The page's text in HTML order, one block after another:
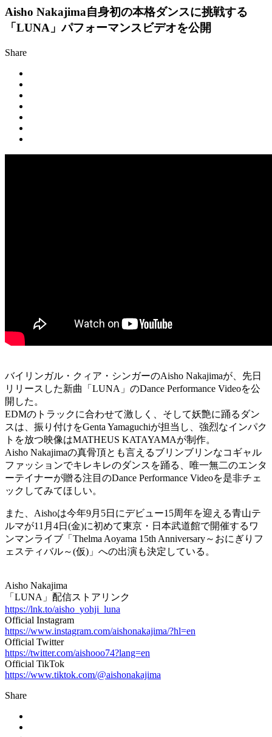
Aisho Nakajima自身初の本格ダンスに挑戦する
「LUNA」パフォーマンスビデオを公開
Share
バイリンガル・クィア・シンガーのAisho Nakajimaが、先日
リリースした新曲「LUNA」のDance Performance Videoを公
開した。
EDMのトラックに合わせて激しく、そして妖艶に踊るダン
スは、振り付けをGenta Yamaguchiが担当し、強烈なインパク
トを放つ映像はMATHEUS KATAYAMAが制作。
Aisho Nakajimaの真骨頂とも言えるブリンブリンなコギャル
ファッションでキレキレのダンスを踊る、唯一無二のエンタ
ーテイナーが贈る注目のDance Performance Videoを是非チェ
ックしてみてほしい。
また、Aishoは今年9月5日にデビュー15周年を迎える青山テ
ルマが11月4日(金)に初めて東京・日本武道館で開催するワ
ンマンライブ「Thelma Aoyama 15th Anniversary～おにぎりフ
ェスティバル～(仮)」への出演も決定している。
Aisho Nakajima
「LUNA」配信ストアリンク
https://lnk.to/aisho_yohji_luna
Official Instagram
https://www.instagram.com/aishonakajima/?hl=en
Official Twitter
https://twitter.com/aishooo74?lang=en
Official TikTok
https://www.tiktok.com/@aishonakajima
Share